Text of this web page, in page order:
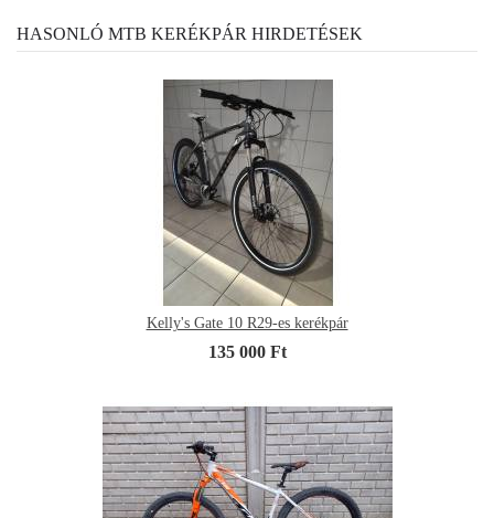
HASONLÓ MTB KERÉKPÁR HIRDETÉSEK
Kelly's Gate 10 R29-es kerékpár
135 000 Ft